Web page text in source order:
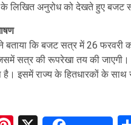
के लिखित अनुरोध को देखते हुए बजट
कि बजट सत्र में 26 फरवरी
सत्र की रूपरेखा तय की
है। इसमें राज्य के हितधारकों के साथ